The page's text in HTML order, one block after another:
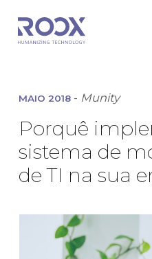
MAIO 2018 - Munity
Porquê
sistema de
de TI na sua